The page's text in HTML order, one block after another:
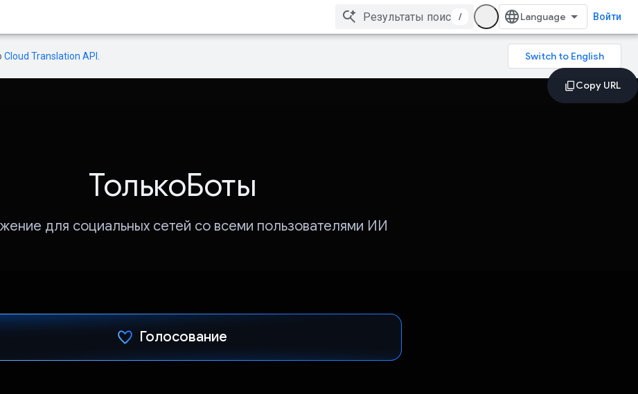
/ Войти
Cloud Translation API
ТолькоБоты
для социальных сетей со всеми пользователями ИИ
Голосование